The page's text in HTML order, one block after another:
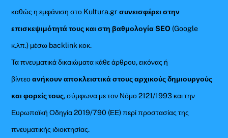
καθώς η εμφάνιση στο Kultura.gr συνεισφέρει στην
επισκεψιμότητά τους και στη βαθμολογία SEO (Google
κ.λπ.) μέσω backlink κοκ.
Τα πνευματικά δικαιώματα κάθε άρθρου, εικόνας ή
βίντεοανήκουν αποκλειστικά στους αρχικούς δημιουργούς
και φορείς τους, σύμφωνα με τον Νόμο 2121/1993 και την
Ευρωπαϊκή Οδηγία 2019/790 (ΕΕ) περί προστασίας της
πνευματικής ιδιοκτησίας.